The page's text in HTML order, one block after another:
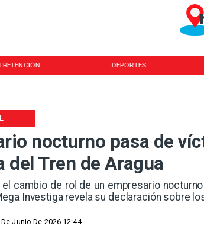
DEPORTES
nocturno pasa de
del Tren de Aragua
cambio de rol de un empresario
Investiga revela su declaración sobre
Junio De 2026 12:44